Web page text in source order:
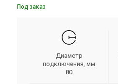
Под заказ
Диаметр
подключения, мм
80